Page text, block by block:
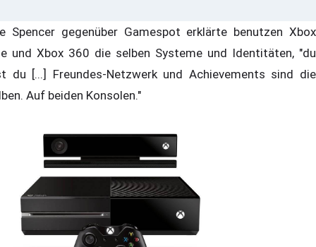
Spencer gegenüber Gamespot erklärte benutzen Xbox
und Xbox 360 die selben Systeme und Identitäten, "du
du [...] Freundes-Netzwerk und Achievements sind die
Auf beiden Konsolen."